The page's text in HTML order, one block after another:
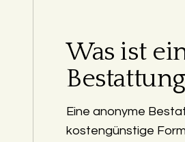
Was ist
Eine anonyme
kostengünstige